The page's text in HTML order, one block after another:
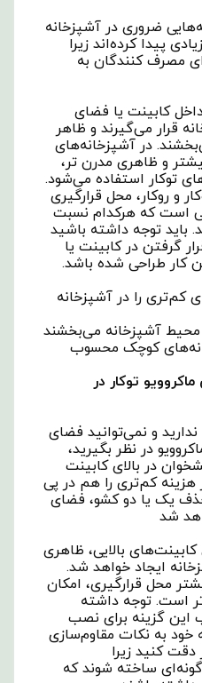
ضروری در آشپزخانه
پیدا کرده‌اند زیرا
مصرف ‌کنندگان به
داخل کابینت یا فضای
قرار می‌گیرند و ظاهر
در آشپزخانه‌های
و ظاهری مدرن ‌تر،
توکار استفاده می‌شود.
و روکار، محل قرارگیری
است که هرکدام نسبت
باید توجه داشته باشید
گرفتن در کابینت یا
کار طراحی شده باشد.
کم‌تری را در آشپزخانه
محیط آشپزخانه می‌بخشند
کوچک محسوب
توکار در
و نمی‌توانید فضای
در نظر بگیرید،
در بالای کابینت
هزینه کم‌تری را هم در پی
یک یا دو کشو، فضای
شد
کابینت‌های بالایی، ظاهری
ایجاد خواهد شد.
محل قرارگیری، امکان
است. توجه داشته
این گزینه برای نصب
خود به نکات مقاوم‌سازی
کنید زیرا
ساخته شوند که